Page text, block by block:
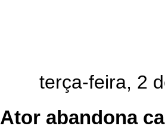
terça-feira, 2
Ator abandona